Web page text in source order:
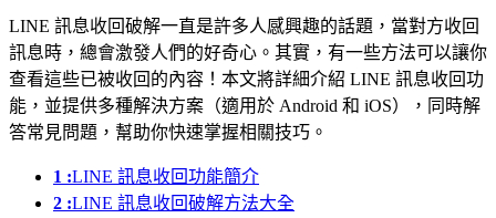
LINE 訊息收回破解一直是許多人感興趣的話題，當對方收回
訊息時，總會激發人們的好奇心。其實，有一些方法可以讓你
查看這些已被收回的內容！本文將詳細介紹 LINE 訊息收回功
能，並提供多種解決方案（適用於 Android 和 iOS），同時解
答常見問題，幫助你快速掌握相關技巧。
1 :LINE 訊息收回功能簡介
2 :LINE 訊息收回破解方法大全